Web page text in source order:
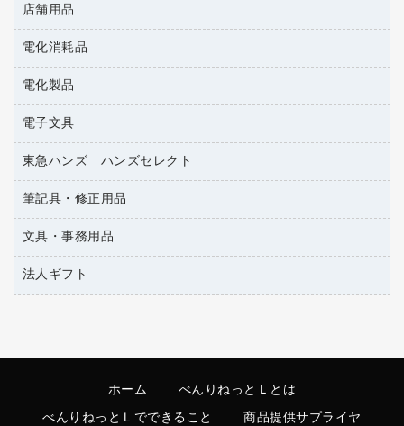
名刺整理用品
その他雑貨
ダストボックス
ティッシュペーパー
トイレットペーパー
トイレ用洗剤
ハンドソープ・石鹸
ペーパータオル
飲食雑貨用品
テレビ・ＡＶ機器
冷蔵庫・キッチン・調理家電
店舗用品
ＰＯＰ用品
カウンター／お会計用品
サイン・看板用品
ディスプレイ用品
レジ・ポリ袋
陳列什器
店舗運営用品
電化消耗品
アルバム
デスクライト
フィルム・カメラ用品
懐中電灯・ライト
各種テープ
電球・蛍光灯
電化製品
ＡＶ機器・アクセサリー
キッチン・調理家電
その他電化製品
空調・季節家電
電子文具
その他電子文具
ラベルライター
電卓
東急ハンズ ハンズセレクト
東急ハンズ
筆記具・修正用品
シャープペンシル
シャープペンシル用替芯
ボールペン（ゲルインク）
文具・事務用品
カッター
ステープラー本体
ステープル針
スプレーのり クリーナー
法人ギフト
高島屋（食品・飲料）
ホーム べんりねっとＬとは
べんりねっとＬでできること 商品提供サプライヤ